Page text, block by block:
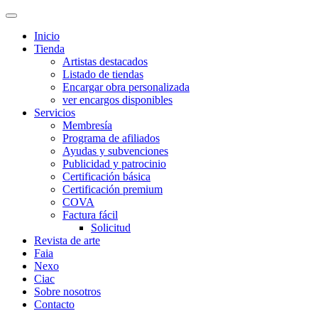
Inicio
Tienda
Artistas destacados
Listado de tiendas
Encargar obra personalizada
ver encargos disponibles
Servicios
Membresía
Programa de afiliados
Ayudas y subvenciones
Publicidad y patrocinio
Certificación básica
Certificación premium
COVA
Factura fácil
Solicitud
Revista de arte
Faia
Nexo
Ciac
Sobre nosotros
Contacto